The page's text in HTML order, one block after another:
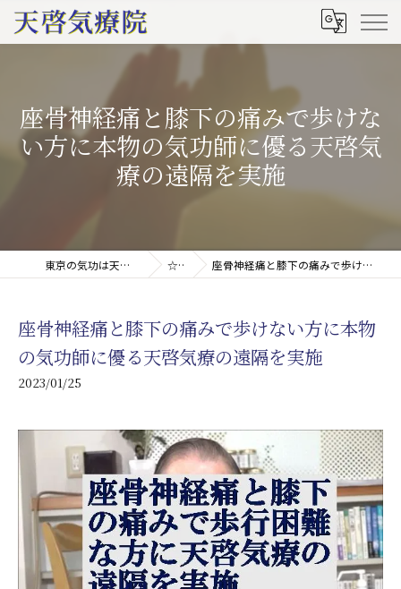
座骨神経痛と膝下の痛みで歩けな
い方に本物の気功師に優る天啓気
療の遠隔を実施
東京の気功は天啓気療院(天啓気功療法治療院) ☆ブログ 座骨神経痛と膝下の痛みで歩けない方に本物の気功師に優る天啓気療の遠隔を実施
座骨神経痛と膝下の痛みで歩けない方に本物
の気功師に優る天啓気療の遠隔を実施
2023/01/25